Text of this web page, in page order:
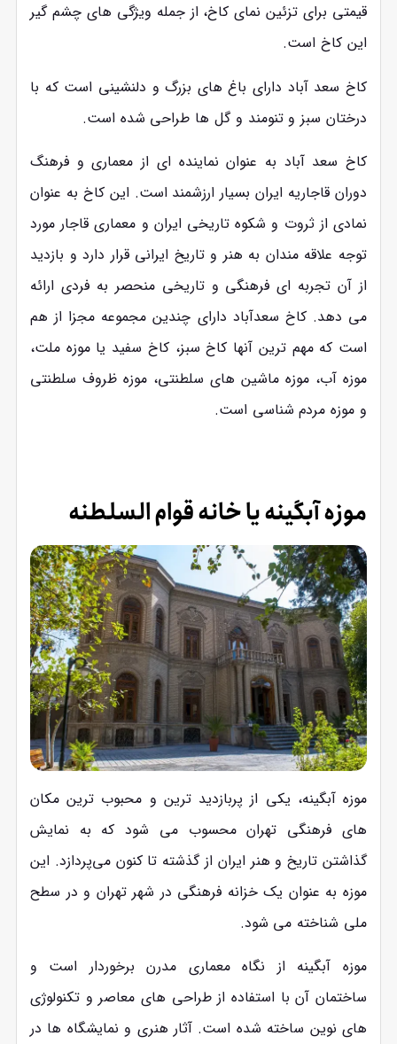
قیمتی برای تزئین نمای کاخ، از جمله ویژگی‌ های چشم ‌گیر
این کاخ است.
کاخ سعد آباد دارای باغ‌ های بزرگ و دلنشینی است که با
درختان سبز و تنومند و گل‌ ها طراحی شده‌ است.
کاخ سعد آباد به عنوان نماینده ای از معماری و فرهنگ
دوران قاجاریه ایران بسیار ارزشمند است. این کاخ به عنوان
نمادی از ثروت و شکوه تاریخی ایران و معماری قاجار مورد
توجه علاقه‌ مندان به هنر و تاریخ ایرانی قرار دارد و بازدید
از آن تجربه ‌ای فرهنگی و تاریخی منحصر به فردی ارائه
می ‌دهد. کاخ سعدآباد دارای چندین مجموعه مجزا از هم
است که مهم ترین آنها کاخ سبز، کاخ سفید یا موزه ملت،
موزه آب، موزه ماشین های سلطنتی، موزه ظروف سلطنتی
و موزه مردم شناسی است.
موزه آبگینه یا خانه قوام السلطنه
موزه آبگینه، یکی از پربازدید ترین و محبوب ترین مکان
های فرهنگی تهران محسوب می شود که به نمایش
گذاشتن تاریخ و هنر ایران از گذشته تا کنون می‌پردازد. این
موزه به عنوان یک خزانه فرهنگی در شهر تهران و در سطح
ملی شناخته می‌ شود.
موزه آبگینه از نگاه معماری مدرن برخوردار است و
ساختمان آن با استفاده از طراحی ‌های معاصر و تکنولوژی
‌های نوین ساخته شده است. آثار هنری و نمایشگاه‌ ها در